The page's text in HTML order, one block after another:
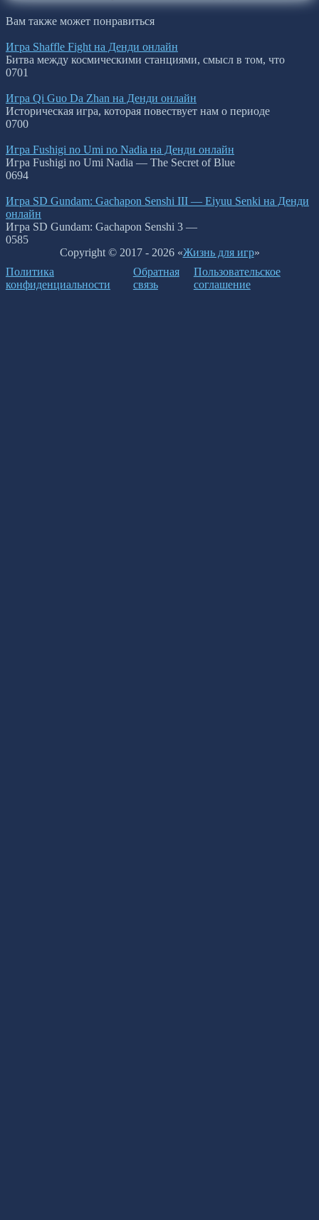
Вам также может понравиться
Игра Shaffle Fight на Денди онлайн
Битва между космическими станциями, смысл в том, что
0701
Игра Qi Guo Da Zhan на Денди онлайн
Историческая игра, которая повествует нам о периоде
0700
Игра Fushigi no Umi no Nadia на Денди онлайн
Игра Fushigi no Umi Nadia — The Secret of Blue
0694
Игра SD Gundam: Gachapon Senshi III — Eiyuu Senki на Денди
онлайн
Игра SD Gundam: Gachapon Senshi 3 —
0585
Copyright © 2017 - 2026 «Жизнь для игр»
Политика
конфиденциальности
Обратная
связь
Пользовательское
соглашение